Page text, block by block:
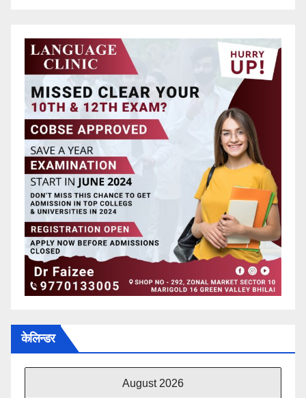
केलिन्डर
August 2026